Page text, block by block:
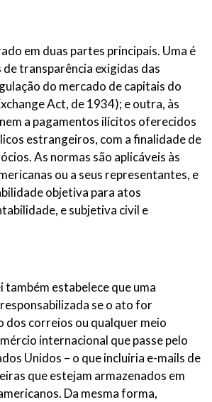
em duas partes principais. Uma é
transparência exigidas das
do mercado de capitais do
Act, de 1934); e outra, às
a pagamentos ilícitos oferecidos
estrangeiros, com a finalidade de
As normas são aplicáveis às
ou a seus representantes, e
objetiva para atos
e subjetiva civil e
também estabelece que uma
se o ato for
dos correios ou qualquer meio
internacional que passe pelo
Unidos – o que incluiria e-mails de
que estejam armazenados em
Da mesma forma,